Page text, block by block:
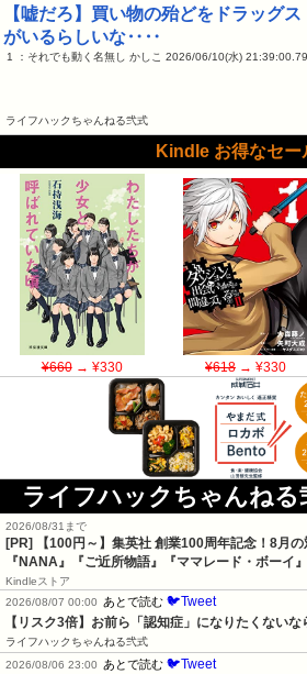
【嘘だろ】買い物の殆どをドラッグ
がいるらしいな‥‥
1 ：それでも動く名無し かしこ 2026/06/10(水)
ライフハックちゃんねる弐式
Kindle お得なセー
¥660→ ¥330 ¥618→ ¥330
ライフハックちゃんねる
2026/08/31まで
[PR]
【100円～】集英社 創業100周年記念！8月の
『NANA』『ご近所物語』『ママレード・ボーイ
Kindleストア
2026/08/07 00:00 あとで読む 🐦Tweet
【リスク3倍】お前ら「認知症」になりたくないな
ライフハックちゃんねる弐式
2026/08/06 23:00 あとで読む 🐦Tweet